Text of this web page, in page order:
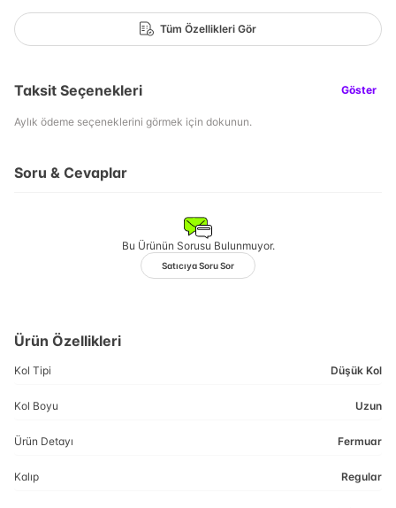
Tüm Özellikleri Gör
Taksit Seçenekleri Göster
Aylık ödeme seçeneklerini görmek için dokunun.
Soru & Cevaplar
Bu Ürünün Sorusu Bulunmuyor.
Satıcıya Soru Sor
Ürün Özellikleri
Kol Tipi Düşük Kol
Kol Boyu Uzun
Ürün Detayı Fermuar
Kalıp Regular